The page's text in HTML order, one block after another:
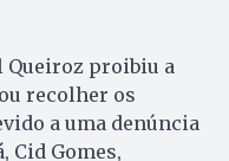
Queiroz proibiu a
recolher os
a uma denúncia
Cid Gomes,